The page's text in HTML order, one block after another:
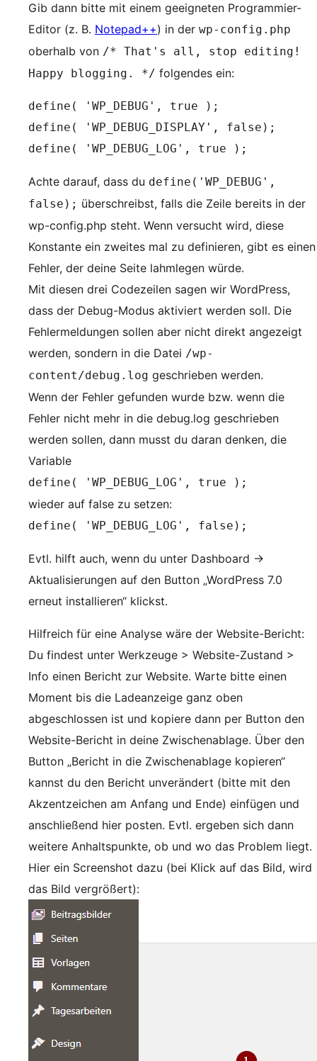
Gib dann bitte mit einem geeigneten Programmier-
Editor (z. B. Notepad++) in der wp-config.php
oberhalb von /* That's all, stop editing!
Happy blogging. */ folgendes ein:
define( 'WP_DEBUG', true );
define( 'WP_DEBUG_DISPLAY', false);
define( 'WP_DEBUG_LOG', true );
Achte darauf, dass du define('WP_DEBUG',
false); überschreibst, falls die Zeile bereits in der
wp-config.php steht. Wenn versucht wird, diese
Konstante ein zweites mal zu definieren, gibt es einen
Fehler, der deine Seite lahmlegen würde.
Mit diesen drei Codezeilen sagen wir WordPress,
dass der Debug-Modus aktiviert werden soll. Die
Fehlermeldungen sollen aber nicht direkt angezeigt
werden, sondern in die Datei /wp-
content/debug.log geschrieben werden.
Wenn der Fehler gefunden wurde bzw. wenn die
Fehler nicht mehr in die debug.log geschrieben
werden sollen, dann musst du daran denken, die
Variable
define( 'WP_DEBUG_LOG', true );
wieder auf false zu setzen:
define( 'WP_DEBUG_LOG', false);
Evtl. hilft auch, wenn du unter Dashboard ->
Aktualisierungen auf den Button „WordPress 7.0
erneut installieren“ klickst.
Hilfreich für eine Analyse wäre der Website-Bericht:
Du findest unter Werkzeuge > Website-Zustand >
Info einen Bericht zur Website. Warte bitte einen
Moment bis die Ladeanzeige ganz oben
abgeschlossen ist und kopiere dann per Button den
Website-Bericht in deine Zwischenablage. Über den
Button „Bericht in die Zwischenablage kopieren“
kannst du den Bericht unverändert (bitte mit den
Akzentzeichen am Anfang und Ende) einfügen und
anschließend hier posten. Evtl. ergeben sich dann
weitere Anhaltspunkte, ob und wo das Problem liegt.
Hier ein Screenshot dazu (bei Klick auf das Bild, wird
das Bild vergrößert):